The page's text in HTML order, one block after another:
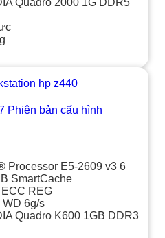
Quadro 2000 1G DDR5
Phiên bản cấu hình
Processor E5-2609 v3 6
SmartCache
REG
6g/s
Quadro K600 1GB DDR3